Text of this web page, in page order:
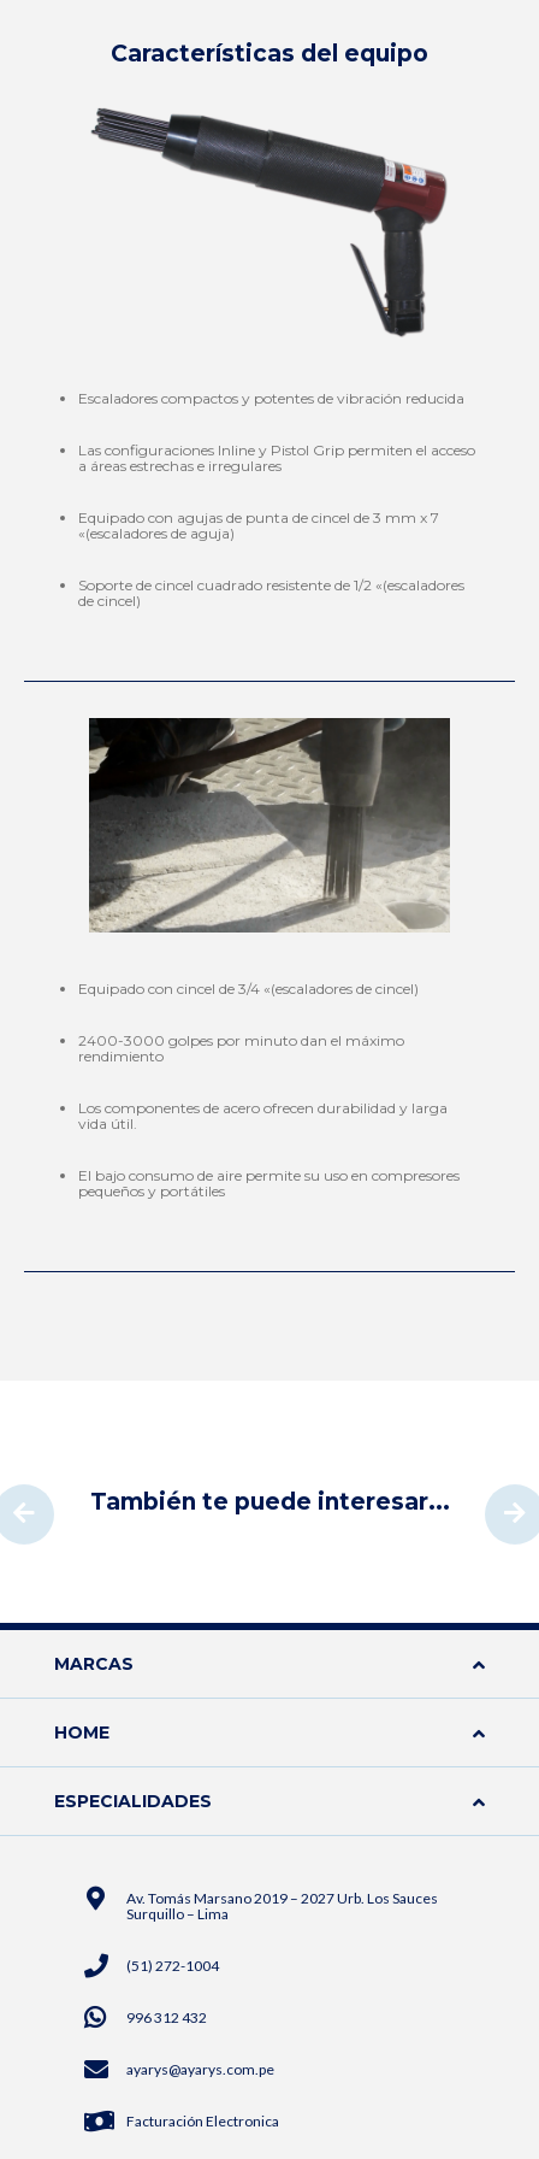
Características del equipo
Escaladores compactos y potentes de vibración reducida
Las configuraciones Inline y Pistol Grip permiten el acceso
a áreas estrechas e irregulares
Equipado con agujas de punta de cincel de 3 mm x 7
«(escaladores de aguja)
Soporte de cincel cuadrado resistente de 1/2 «(escaladores
de cincel)
Equipado con cincel de 3/4 «(escaladores de cincel)
2400-3000 golpes por minuto dan el máximo
rendimiento
Los componentes de acero ofrecen durabilidad y larga
vida útil.
El bajo consumo de aire permite su uso en compresores
pequeños y portátiles
También te puede interesar...
MARCAS
HOME
ESPECIALIDADES
Av. Tomás Marsano 2019 – 2027 Urb. Los Sauces
Surquillo – Lima
(51) 272-1004
996 312 432
ayarys@ayarys.com.pe
Facturación Electronica